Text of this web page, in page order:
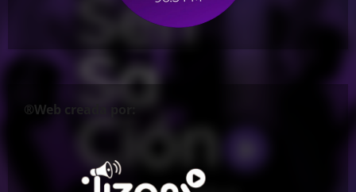
®Web creada por: